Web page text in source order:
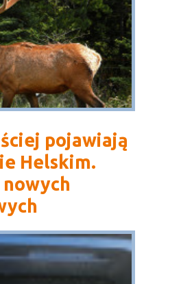
pojawiają
Helskim.